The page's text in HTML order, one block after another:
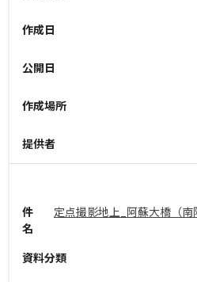
作成日
公開日
作成場所
提供者
件
名
定点撮影地上_阿蘇大橋（
資料分類